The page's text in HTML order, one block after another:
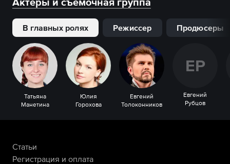
В главных ролях Режиссер Продюсеры
Татьяна
Манетина
Юлия
Горохова
Евгений
Толоконников
ЕР
Евгений
Рубцов
Статьи
Регистрация и оплата